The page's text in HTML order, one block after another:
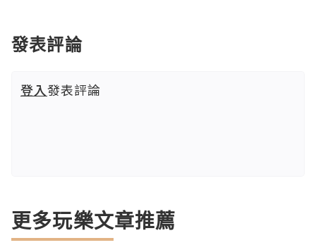
發表評論
登入發表評論
更多玩樂文章推薦